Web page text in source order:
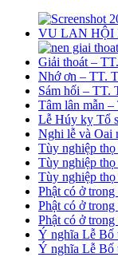
VU LAN HỘI
Giải thoát –
Nhớ ơn – TT.
Sám hối – TT.
Tâm lân mẫn
Lễ Húy kỵ Tổ
Nghi lễ và Oai
Tùy nghiệp thọ
Tùy nghiệp
Tùy nghiệp thọ
Phật có ở
Phật có ở
Phật có ở
Ý nghĩa Lễ Bố
Ý nghĩa Lễ Bố